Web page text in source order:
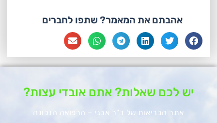
אהבתם את המאמר? שתפו לחברים
יש לכם שאלות? אתם אובדי עצות?
אתר הבריאות של ד"ר אבני – הרפואה הנכונה